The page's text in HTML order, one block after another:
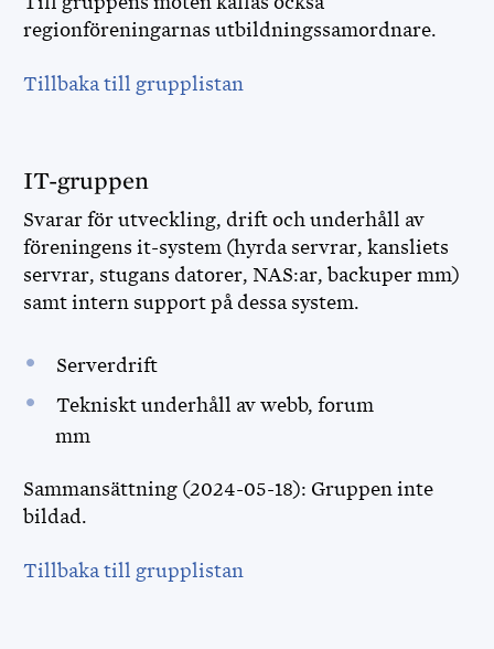
regionföreningarnas utbildningssamordnare.
Tillbaka till grupplistan
IT-gruppen
Svarar för utveckling, drift och underhåll av
föreningens it-system (hyrda servrar, kansliets
servrar, stugans datorer, NAS:ar, backuper mm)
samt intern support på dessa system.
Serverdrift
Tekniskt underhåll av webb, forum
mm
Sammansättning (2024-05-18): Gruppen inte
bildad.
Tillbaka till grupplistan